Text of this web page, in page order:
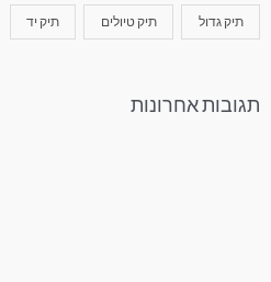
תיק גדול תיק טיולים תיק יד
תגובות אחרונות